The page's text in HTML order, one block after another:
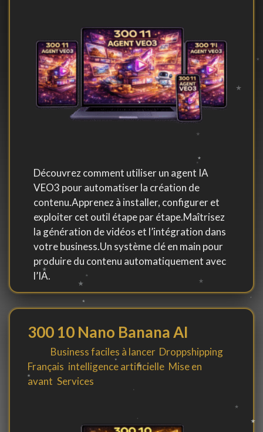
Découvrez comment utiliser un agent IA
VEO3 pour automatiser la création de
contenu.Apprenez à installer, configurer et
exploiter cet outil étape par étape.Maîtrisez
la génération de vidéos et l’intégration dans
votre business.Un système clé en main pour
produire du contenu automatiquement avec
l’IA.
300 10 Nano Banana AI
Business faciles à lancer, Droppshipping
Français intelligence artificielle Mise en
avant Services